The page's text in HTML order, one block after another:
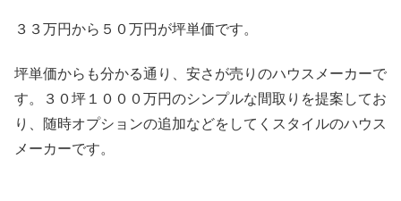
３３万円から５０万円が坪単価です。
坪単価からも分かる通り、安さが売りのハウスメーカーで
す。３０坪１０００万円のシンプルな間取りを提案してお
り、随時オプションの追加などをしてくスタイルのハウス
メーカーです。